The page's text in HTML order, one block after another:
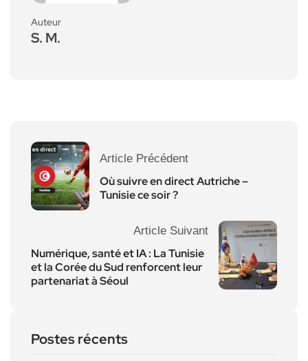
Auteur
S. M.
Article Précédent
Où suivre en direct Autriche –
Tunisie ce soir ?
Article Suivant
Numérique, santé et IA : La Tunisie
et la Corée du Sud renforcent leur
partenariat à Séoul
Postes récents